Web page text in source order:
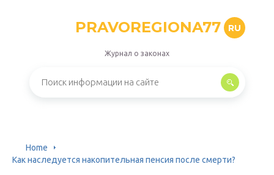
PRAVOREGIONA77 RU
Журнал о законах
Home
Как наследуется накопительная пенсия после смерти?